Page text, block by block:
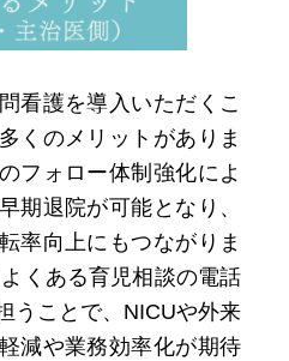
看護を導入いただくこ
くのメリットがありま
フォロー体制強化によ
期退院が可能となり、
率向上にもつながりま
くある育児相談の電話
うことで、NICUや外来
減や業務効率化が期待